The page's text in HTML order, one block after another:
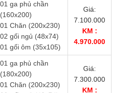
01 ga phủ chần
(160x200)
01 Chăn (200x230)
02 gối ngủ (48x74)
01 gối ôm (35x105)
Giá:
7.100.000
KM :
4.970.000
01 ga phủ chần
(180x200)
01 Chăn (200x230)
Giá:
7.300.000
KM :